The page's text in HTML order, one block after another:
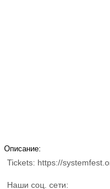
Описание:
Tickets: https://
Наши соц. сети: